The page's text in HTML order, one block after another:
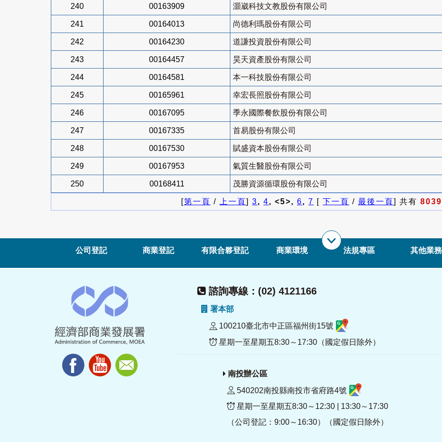
240 00163909 灝崴科技文教股份有限公司
241 00164013 尚德利瑪股份有限公司
242 00164230 道謙投資股份有限公司
243 00164457 昊天資產股份有限公司
244 00164581 本一科技股份有限公司
245 00165961 幸宏長照股份有限公司
246 00167095 季永國際餐飲股份有限公司
247 00167335 首易股份有限公司
248 00167530 賦盛資本股份有限公司
249 00167953 氣質生醫股份有限公司
250 00168411 茂勝資源循環股份有限公司
[第一頁 / 上一頁] 3, 4, <5>, 6, 7 [ 下一頁 / 最後一頁] 共有 8039
公司登記 商業登記 有限合夥登記 商業環境 法規專區 其他業務
諮詢專線：(02) 4121166
署本部
100210臺北市中正區福州街15號
星期一至星期五8:30～17:30（國定假日除外）
南投辦公區
540202南投縣南投市省府路4號
星期一至星期五8:30～12:30 | 13:30～17:30
（公司登記：9:00～16:30）（國定假日除外）